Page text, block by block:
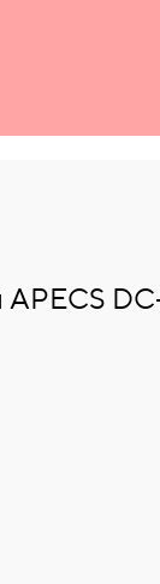
APECS